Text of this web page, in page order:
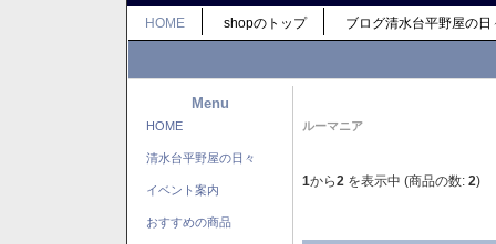
HOME shopのトップ ブログ清水台平野屋の日
Menu
HOME
清水台平野屋の日々
イベント案内
おすすめの商品
ルーマニア
1から2 を表示中 (商品の数: 2)